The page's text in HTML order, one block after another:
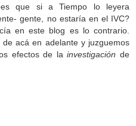
que si a Tiempo lo leyera
gente, no estaría en el IVC?
en este blog es lo contrario.
acá en adelante y juzguemos
efectos de lainvestigación de